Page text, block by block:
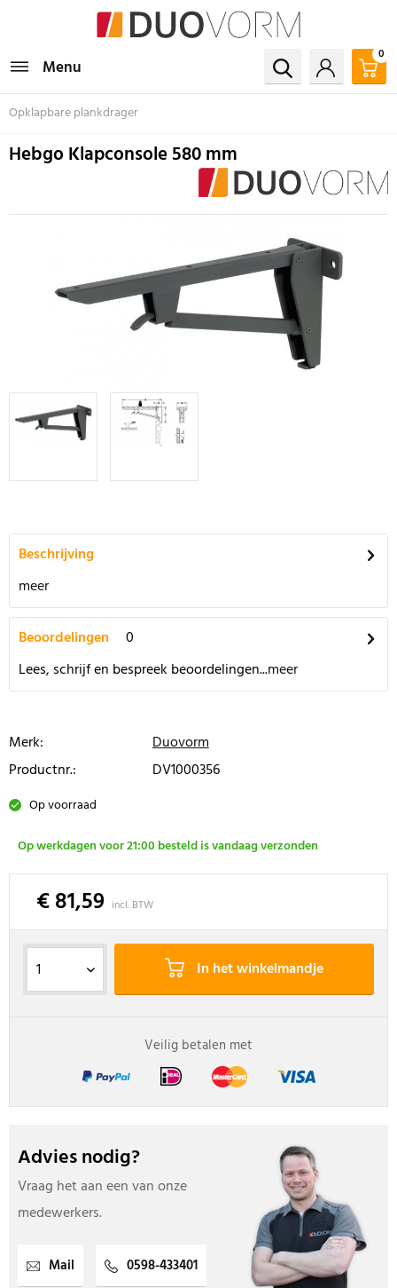
Menu
0
Opklapbare plankdrager
Hebgo Klapconsole 580 mm
Beschrijving
meer
Beoordelingen
0
Lees, schrijf en bespreek beoordelingen...meer
Merk:
Duovorm
Productnr.:
DV1000356
Op voorraad
Op werkdagen voor 21:00 besteld is vandaag verzonden
€ 81,59 incl. BTW
In het winkelmandje
Veilig betalen met
Advies nodig?
Vraag het aan een van onze
medewerkers.
Mail 0598-433401